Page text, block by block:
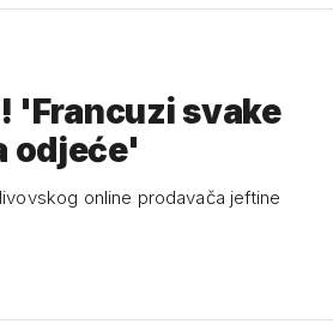
'Francuzi svake
odjeće'
online prodavača jeftine